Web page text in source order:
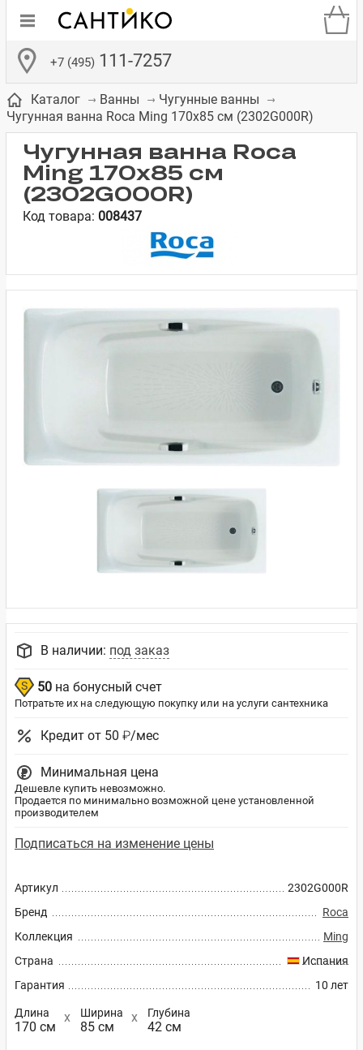
+7 (495) 111-7257
Бачки для
унитазов
Сиденья для
унитазов
Смесители для
встраиваемых
Зеркало-шкаф
Полки в ванную
Каталог Ванны
Чугунные ванны
Чугунная ванна Roca Ming 170x85 см (2302G000R)
Чугунная ванна Roca
Ming 170x85 см
(2302G000R)
Код товара: 008437
Артикул
2302G000R
Бренд
Roca
Коллекция
Ming
Страна
Испания
Гарантия
10 лет
Длина
170 см
Ширина
85 см
Глубина
42 см
В наличии: под заказ
50 на бонусный счет
Потратьте их на следующую покупку или на услуги сантехника
Кредит от 50 ₽/мес
Минимальная цена
Дешевле купить невозможно.
Продается по минимально возможной цене установленной
производителем
Подписаться на изменение цены